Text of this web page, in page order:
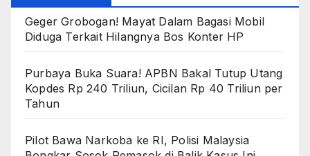
Geger Grobogan! Mayat Dalam Bagasi Mobil
Diduga Terkait Hilangnya Bos Konter HP
Purbaya Buka Suara! APBN Bakal Tutup Utang
Kopdes Rp 240 Triliun, Cicilan Rp 40 Triliun per
Tahun
Pilot Bawa Narkoba ke RI, Polisi Malaysia